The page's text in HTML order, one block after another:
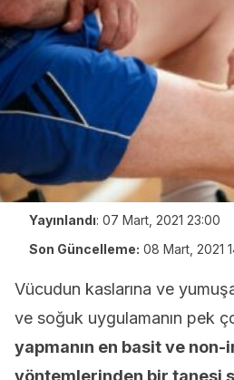
Yayınlandı: 07 Mart, 2021 23:00
Son Güncelleme: 08 Mart, 2021
Vücudun kaslarına ve
ve soğuk uygulamanın pek
yapmanın en basit ve non-
yöntemlerinden bir tanesi